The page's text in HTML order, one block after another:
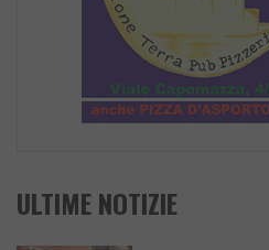
ULTIME NOTIZIE